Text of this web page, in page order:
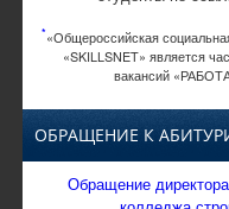
*«Общероссийская
«SKILLSNET» является
вакансий
ОБРАЩЕНИЕ К
Обращение